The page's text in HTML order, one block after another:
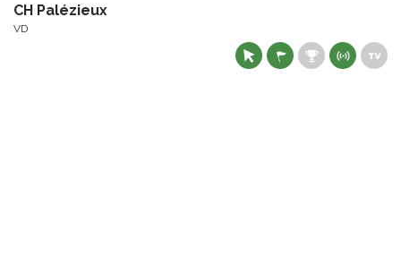
CH Palézieux
VD